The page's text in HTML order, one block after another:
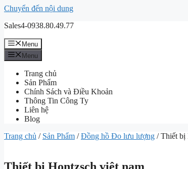
Chuyển đến nội dung
Sales4-0938.80.49.77
Menu
Menu
Trang chủ
Sản Phẩm
Chính Sách và Điều Khoản
Thông Tin Công Ty
Liên hệ
Blog
Trang chủ / Sản Phẩm /Đồng hồ Đo lưu lượng / Thiết bị
Thiết bị Hontzsch việt nam